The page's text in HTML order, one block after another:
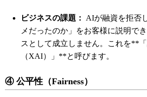
ビジネスの課題：
AIが融資を拒否
メだったのか」をお客様に説明で
スとして成立しません。これを**
（XAI）」**と呼びます。
④ 公平性（Fairness）